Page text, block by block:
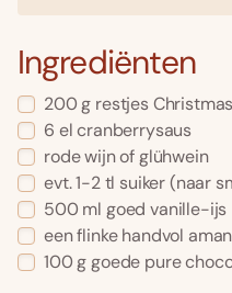
Ingrediënten
200 g restjes
6 el cranberrysaus
rode wijn of glühwein
evt. 1-2 tl suiker (naar
500 ml goed vanille-ijs
een flinke handvol
100 g goede pure